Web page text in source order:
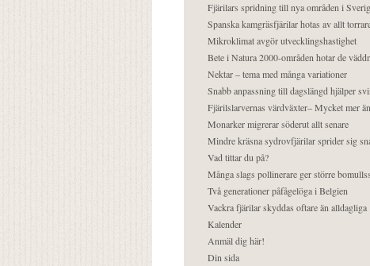
Fjärilars spridning till nya områden i
Spanska kamgräsfjärilar hotas av allt
Mikroklimat avgör utvecklingshastighet
Bete i Natura 2000-områden hotar de
Nektar – tema med många variationer
Snabb anpassning till dagslängd hjälper
Fjärilslarvernas värdväxter– Mycket mer
Monarker migrerar söderut allt senare
Mindre kräsna sydrovfjärilar sprider sig
Vad tittar du på?
Många slags pollinerare ger större
Två generationer påfågelöga i Belgien
Vackra fjärilar skyddas oftare än alldagliga
Kalender
Anmäl dig här!
Din sida